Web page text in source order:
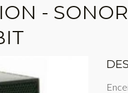
-